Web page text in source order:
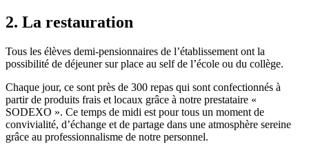
2. La restauration
Tous les élèves demi-pensionnaires de l’établissement ont la
possibilité de déjeuner sur place au self de l’école ou du collège.
Chaque jour, ce sont près de 300 repas qui sont confectionnés à
partir de produits frais et locaux grâce à notre prestataire «
SODEXO ». Ce temps de midi est pour tous un moment de
convivialité, d’échange et de partage dans une atmosphère sereine
grâce au professionnalisme de notre personnel.